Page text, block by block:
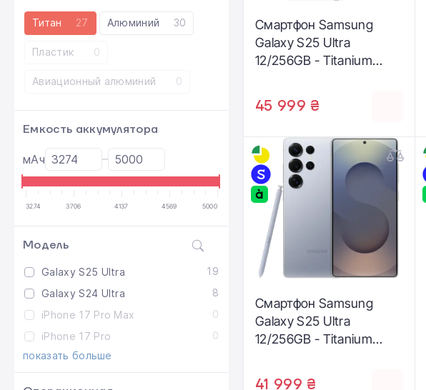
Титан 27 Алюминий 30
Пластик 0
Авиационный алюминий 0
Емкость аккумулятора
мАч
3274 3706 4137 4569 5000
Модель
Galaxy S25 Ultra
19
Galaxy S24 Ultra
8
iPhone 17 Pro Max
0
iPhone 17 Pro
0
показать больше
Смартфон Samsung
Galaxy S25 Ultra
12/256GB - Titanium
45 999 ₴
Смартфон Samsung
Galaxy S25 Ultra
12/256GB - Titanium
41 999 ₴